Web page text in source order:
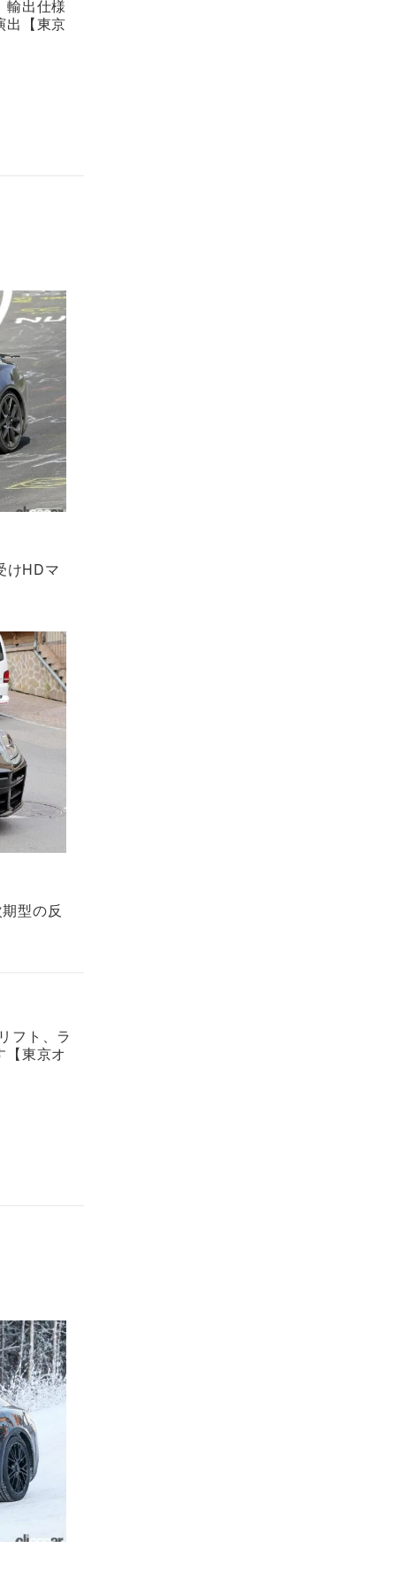
輸出仕様
出【東京
けHDマ
型の反
フト、ラ
【東京オ